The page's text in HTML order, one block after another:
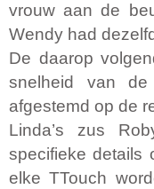
vrouw aan de
Wendy had
De daarop
snelheid van
afgestemd op de
Linda’s zus
specifieke details
elke TTouch